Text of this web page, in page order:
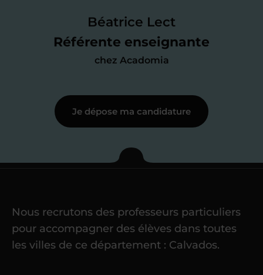
Béatrice Lect
Référente enseignante
chez Acadomia
des programmes scolaires(et pouvoir
me mettre à jour au besoin) et
j’échange en direct avec un chargé de
Étape 3
Je commence mes
Une fois ma candidature validée,mon
référent me confie mes premiers
élèves dans un délai de 6 jours
Je dépose ma candidature
Nous recrutons des professeurs particuliers
pour accompagner des élèves dans toutes
les villes de ce département : Calvados.